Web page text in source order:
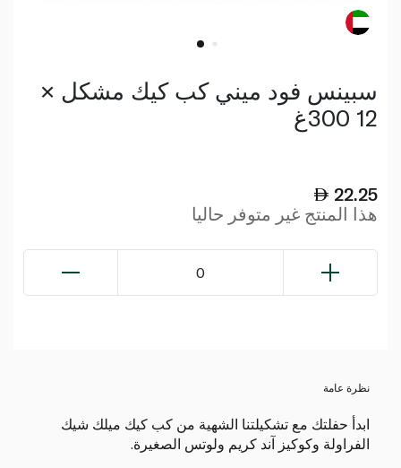
سبينس فود ميني كب كيك مشكل ×
12 300غ
22.25
هذا المنتج غير متوفر حاليا
0
نظرة عامة
ابدأ حفلتك مع تشكيلتنا الشهية من كب كيك ميلك شيك
الفراولة وكوكيز آند كريم ولوتس الصغيرة.